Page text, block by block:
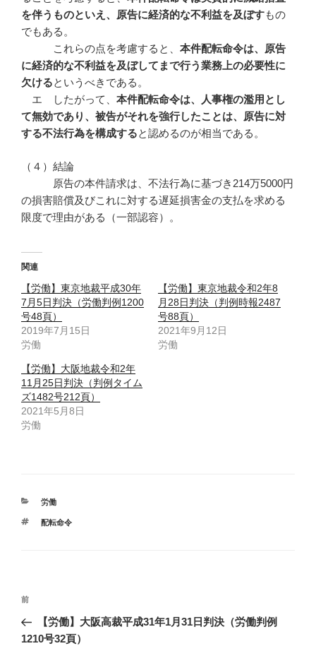
を伴うものといえ、原告に経済的な不利益を及ぼすもの
でもある。
これらの点を考慮すると、 本件配転命令は、原告
に経済的な不利益を及ぼしてまで行う業務上の必要性に
欠けるというべきである。
エ したがって、 本件配転命令は、人事権の濫用とし
て無効であり、被告がそれを強行したことは、原告に対
する不法行為を構成すると認めるのが相当である。
（４）結論
原告の本件請求は、不法行為に基づき214万5000円
の損害賠償及びこれに対する遅延損害金の支払を求める
限度で理由がある（一部認容）。
関連
【労働】東京地裁平成30年
7月5日判決（労働判例1200
号48頁）
2019年7月15日
労働
【労働】東京地裁令和2年8
月28日判決（判例時報2487
号88頁）
2021年9月12日
労働
【労働】大阪地裁令和2年
11月25日判決（判例タイム
ズ1482号212頁）
2021年5月8日
労働
カ
ゴ
労働
タ
配転命令
投
ナ
前
の
投
前
【労働】大阪高裁平成31年1月31日判決（労働判例
1210号32頁）